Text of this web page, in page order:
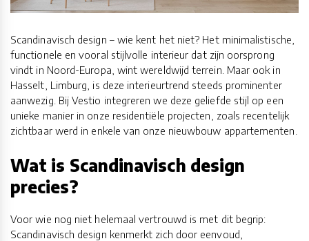
Scandinavisch design – wie kent het niet? Het minimalistische,
functionele en vooral stijlvolle interieur dat zijn oorsprong
vindt in Noord-Europa, wint wereldwijd terrein. Maar ook in
Hasselt, Limburg, is deze interieurtrend steeds prominenter
aanwezig. Bij Vestio integreren we deze geliefde stijl op een
unieke manier in onze residentiële projecten, zoals recentelijk
zichtbaar werd in enkele van onze nieuwbouw appartementen.
Wat is Scandinavisch design
precies?
Voor wie nog niet helemaal vertrouwd is met dit begrip:
Scandinavisch design kenmerkt zich door eenvoud,